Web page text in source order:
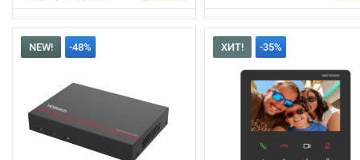
NEW! -48% ХИТ! -35%